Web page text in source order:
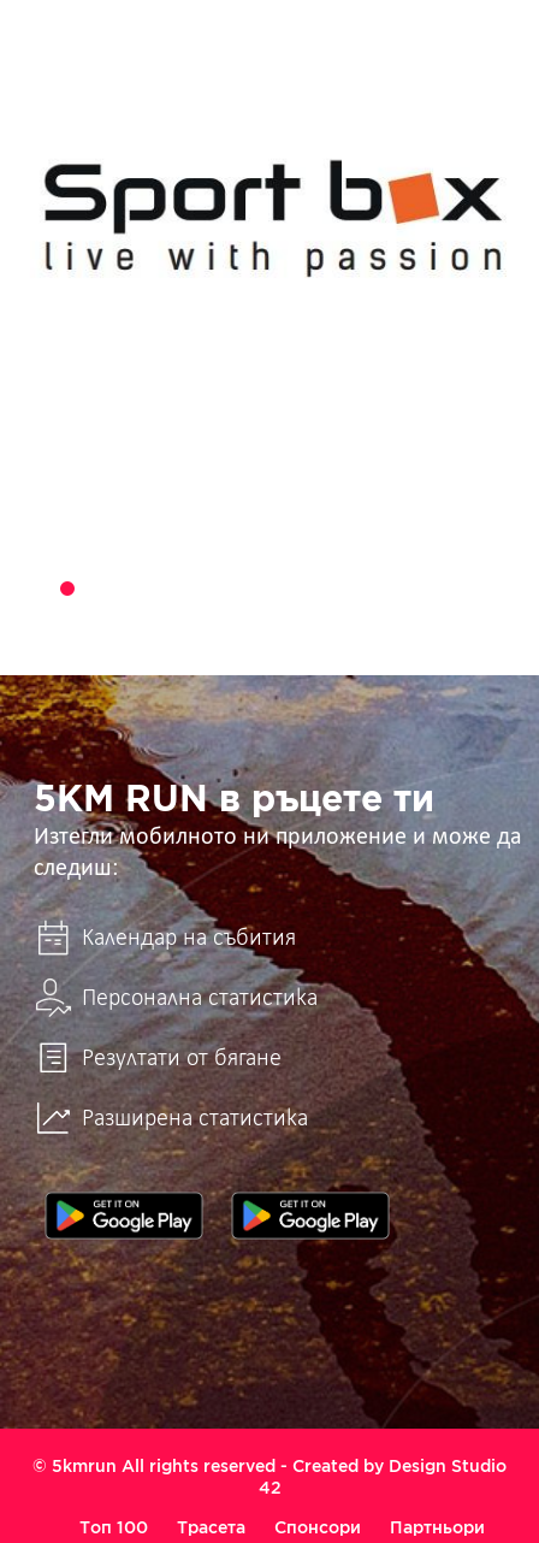
5KM
RUN
в
ръцете
ти 5KM RUN в ръцете ти
Изтегли мобилното ни приложение и може да
следиш:
Календар на събития
Персонална статистика
Резултати от бягане
Разширена статистика
© 5kmrun All rights reserved - Created by Design Studio
42
Топ 100 Трасета Спонсори Партньори